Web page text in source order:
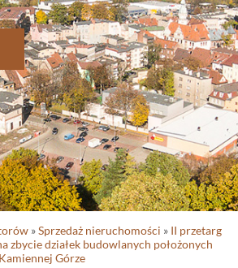
»Sprzedaż nieruchomości » II przetarg
zbycie działek budowlanych położonych
Górze